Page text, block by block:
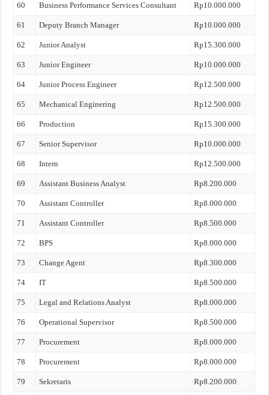
60 Business Performance Services Consultant Rp10.000.000
61 Deputy Branch Manager Rp10.000.000
62 Junior Analyst Rp15.300.000
63 Junior Engineer Rp10.000.000
64 Junior Process Engineer Rp12.500.000
65 Mechanical Enginering Rp12.500.000
66 Production Rp15.300.000
67 Senior Supervisor Rp10.000.000
68 Intern Rp12.500.000
69 Assistant Business Analyst Rp8.200.000
70 Assistant Controller Rp8.000.000
71 Assistant Controller Rp8.500.000
72 BPS Rp8.000.000
73 Change Agent Rp8.300.000
74 IT Rp8.500.000
75 Legal and Relations Analyst Rp8.000.000
76 Operational Supervisor Rp8.500.000
77 Procurement Rp8.000.000
78 Procurement Rp8.000.000
79 Sekretaris Rp8.200.000